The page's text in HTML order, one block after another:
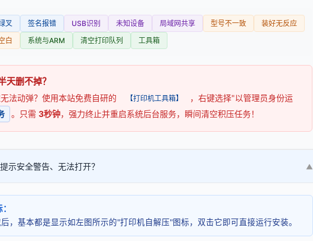
叉 签名报错 USB识别 未知设备 局域网共享 型号不一致
装好无反应
白 系统与ARM 清空打印队列 工具箱
天删不掉？
法动弹？使用本站免费自研的 【打印机工具箱】
，右键选择"以管理员身份运
。只需 3秒钟，强力终止并重启系统后台服务，瞬间清空积压任务！
示安全警告、无法打开？ ▼
，基本都是显示如左图所示的"打印机自解压"图标，双击它即可直接运行安装。